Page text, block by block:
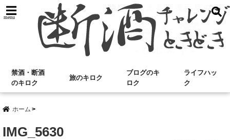
menu
禁酒・断酒
のキロク
旅のキロク
ブログのキ
ロク
ライフハッ
ク
ホーム
IMG_5630